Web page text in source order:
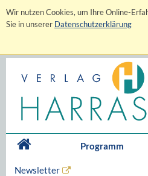
Wir nutzen Cookies, um Ihre Online-
Sie in unserer Datenschutzerklärung
Programm
Newsletter